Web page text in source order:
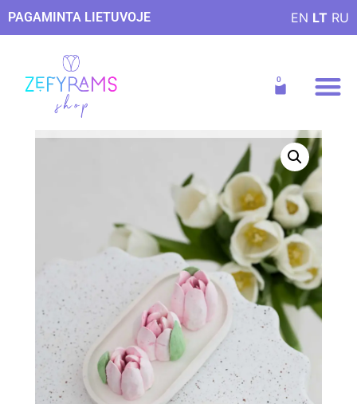
PAGAMINTA LIETUVOJE EN LT RU